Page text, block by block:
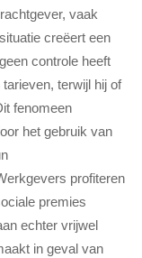
vaak
creëert een
controle heeft
terwijl hij of
fenomeen
het gebruik van
profiteren
premies
echter vrijwel
in geval van